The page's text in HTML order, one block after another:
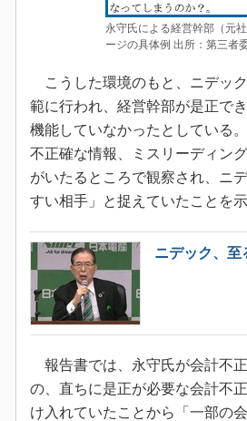
永守氏による経営幹部（元
ージの具体例 出所：第三者
こうした環境のもと、ニデッ
範に行われ、経営幹部が是正で
機能していなかったとしている
不正確な情報、ミスリーディン
がいたるところで観察され、ニ
すい相手」と捉えていたことを
ニデック、至
報告書では、永守氏が会計不
の、直ちに是正が必要な会計不
け入れていたことから「一部の